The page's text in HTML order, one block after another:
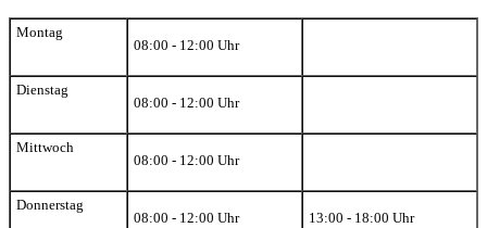
Montag
08:00 - 12:00 Uhr
Dienstag
08:00 - 12:00 Uhr
Mittwoch
08:00 - 12:00 Uhr
Donnerstag
08:00 - 12:00 Uhr
13:00 - 18:00 Uhr